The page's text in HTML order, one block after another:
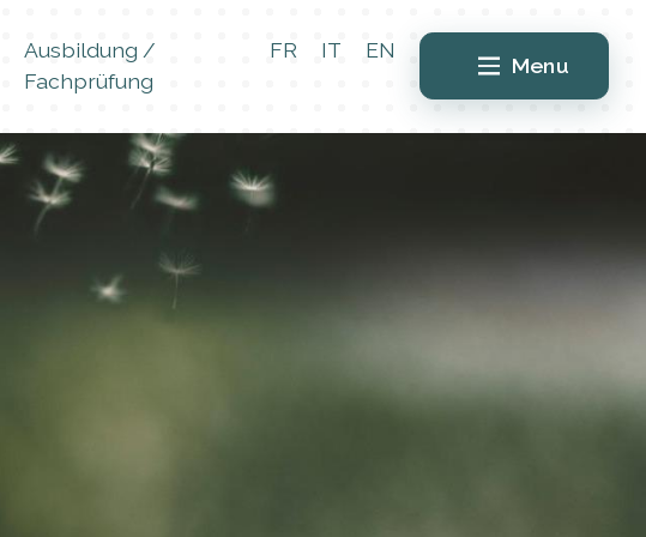
Ausbildung /
Fachprüfung
FR IT EN
Menu